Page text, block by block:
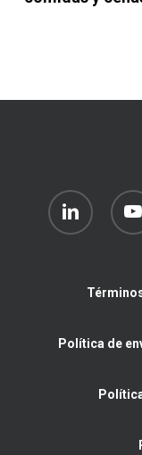
linkedin
Política de